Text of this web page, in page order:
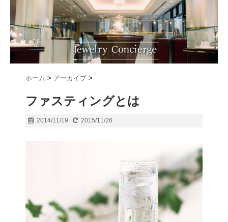
ホーム > アーカイブ >
ファスティングとは
2014/11/19 2015/11/26